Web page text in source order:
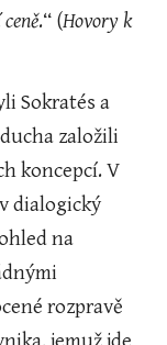
.“ (Hovory k
Sokratés a
založili
koncepcí. V
dialogický
na
rozpravě